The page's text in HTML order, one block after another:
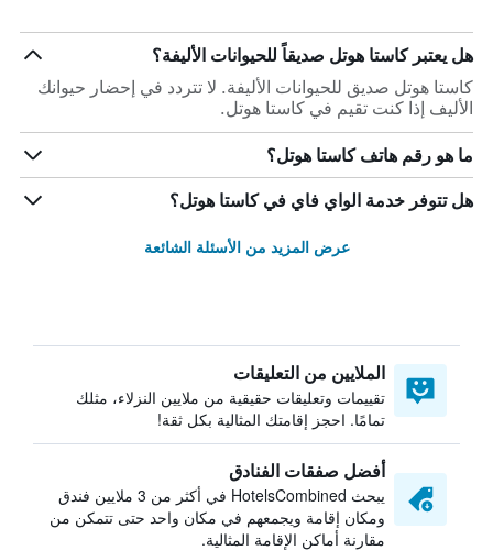
هل يعتبر كاستا هوتل صديقاً للحيوانات الأليفة؟
كاستا هوتل صديق للحيوانات الأليفة. لا تتردد في إحضار حيوانك
الأليف إذا كنت تقيم في كاستا هوتل.
ما هو رقم هاتف كاستا هوتل؟
هل تتوفر خدمة الواي فاي في كاستا هوتل؟
عرض المزيد من الأسئلة الشائعة
الملايين من التعليقات
تقييمات وتعليقات حقيقية من ملايين النزلاء، مثلك
تمامًا. احجز إقامتك المثالية بكل ثقة!
أفضل صفقات الفنادق
يبحث HotelsCombined في أكثر من 3 ملايين فندق
ومكان إقامة ويجمعهم في مكان واحد حتى تتمكن من
مقارنة أماكن الإقامة المثالية.